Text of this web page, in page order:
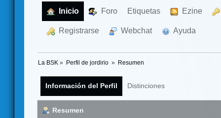
Inicio Foro Etiquetas Ezine
Registrarse Webchat Ayuda
La BSK » Perfil de jordirio » Resumen
Información del Perfil Distinciones
Resumen